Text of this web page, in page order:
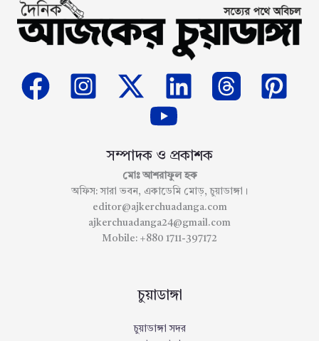
সম্পাদক ও প্রকাশক
মোঃ আশরাফুল হক
অফিস: সারা ভবন, একাডেমি মোড়, চুয়াডাঙ্গা।
editor@ajkerchuadanga.com
ajkerchuadanga24@gmail.com
Mobile: +880 1711-397172
চুয়াডাঙ্গা
চুয়াডাঙ্গা সদর